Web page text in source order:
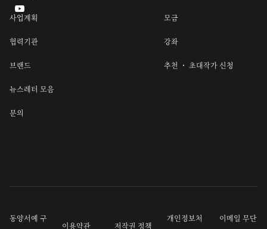
사업계획
협력기관
브랜드
뉴스레터 모음
문의
모금
강좌
추천 ・ 초대작가 신청
동양서예 구
이용약관 저작권 정책
개인정보처
이메일 무단
